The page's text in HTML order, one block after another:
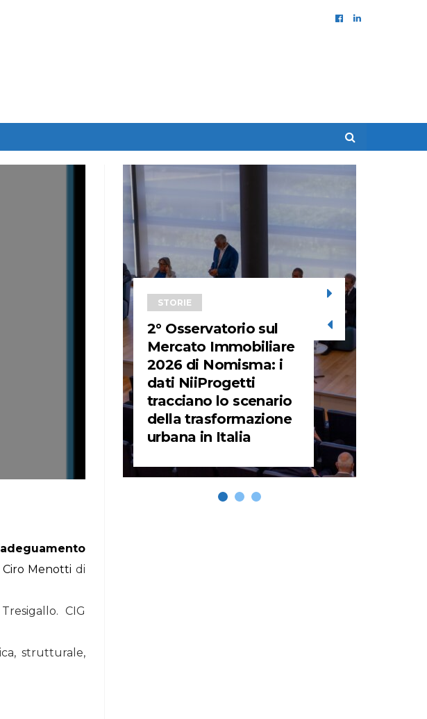
adeguamento
Ciro Menotti di
CIG
strutturale,
nel
STORIE
2° Osservatorio sul
Mercato Immobiliare
2026 di Nomisma: i
dati NiiProgetti
tracciano lo scenario
della trasformazione
urbana in Italia